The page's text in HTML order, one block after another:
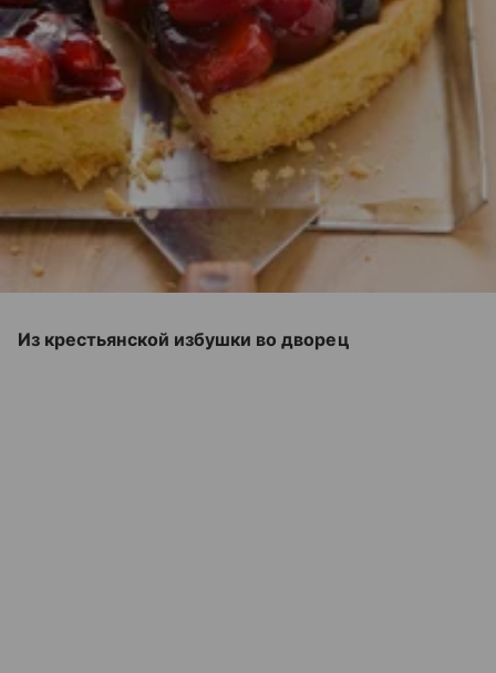
Из крестьянской избушки во дворец